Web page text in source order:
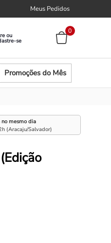
Meus Pedidos
ou
0
Promoções do Mês
no mesmo dia
(Aracaju/Salvador)